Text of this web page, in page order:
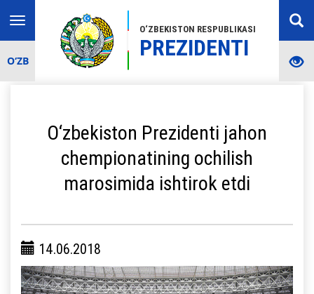
O‘ZBEKISTON RESPUBLIKASI
PREZIDENTI
Toggle
navigation
O‘ZB
O‘zbekiston Prezidenti jahon
chempionatining ochilish
marosimida ishtirok etdi
14.06.2018